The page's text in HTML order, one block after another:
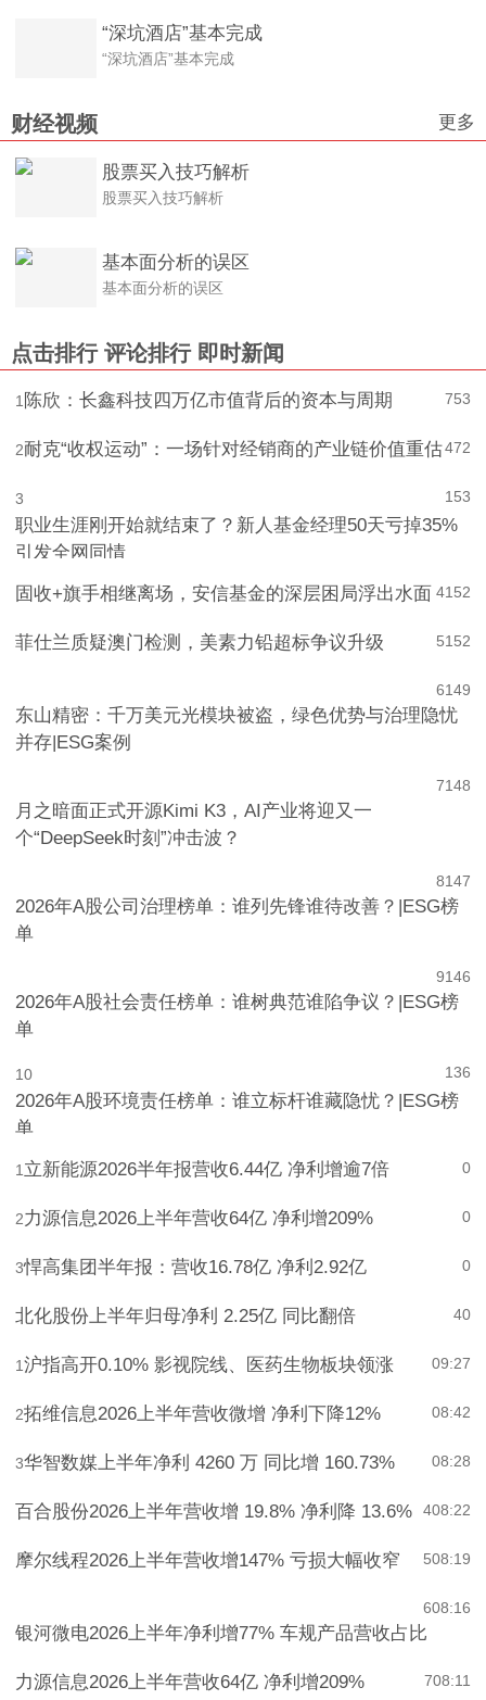
“深坑酒店”基本完成
“深坑酒店”基本完成
财经视频 更多
股票买入技巧解析
股票买入技巧解析
基本面分析的误区
基本面分析的误区
点击排行 评论排行 即时新闻
753
1 陈欣：长鑫科技四万亿市值背后的资本与周期
472
2耐克“收权运动”：一场针对经销商的产业链价值重估
153
3
职业生涯刚开始就结束了？新人基金经理50天亏掉35%
引发全网同情
152
4
固收+旗手相继离场，安信基金的深层困局浮出水面
152
5
菲仕兰质疑澳门检测，美素力铅超标争议升级
149
6
东山精密：千万美元光模块被盗，绿色优势与治理隐忧
并存|ESG案例
148
7
月之暗面正式开源Kimi K3，AI产业将迎又一
个“DeepSeek时刻”冲击波？
147
8
2026年A股公司治理榜单：谁列先锋谁待改善？|ESG榜
单
146
9
2026年A股社会责任榜单：谁树典范谁陷争议？|ESG榜
单
136
10
2026年A股环境责任榜单：谁立标杆谁藏隐忧？|ESG榜
单
0
1立新能源2026半年报营收6.44亿 净利增逾7倍
0
2力源信息2026上半年营收64亿 净利增209%
0
3悍高集团半年报：营收16.78亿 净利2.92亿
0
4
北化股份上半年归母净利 2.25亿 同比翻倍
09:27
1沪指高开0.10% 影视院线、医药生物板块领涨
08:42
2拓维信息2026上半年营收微增 净利下降12%
08:28
3华智数媒上半年净利 4260 万 同比增 160.73%
08:22
4
百合股份2026上半年营收增 19.8% 净利降 13.6%
08:19
5
摩尔线程2026上半年营收增147% 亏损大幅收窄
08:16
6
银河微电2026上半年净利增77% 车规产品营收占比
08:11
7
力源信息2026上半年营收64亿 净利增209%